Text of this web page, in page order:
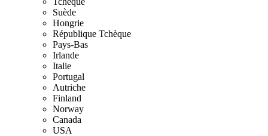
Suède
Hongrie
République Tchèque
Pays-Bas
Irlande
Italie
Portugal
Autriche
Finland
Norway
Canada
USA